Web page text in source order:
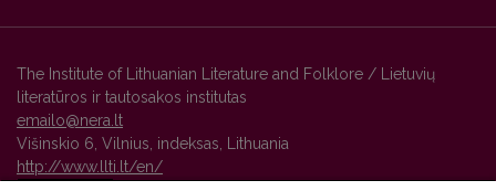
The Institute of Lithuanian Literature and Folklore / Lietuvių
literatūros ir tautosakos institutas
emailo@nera.lt
Višinskio 6, Vilnius, indeksas, Lithuania
http://www.llti.lt/en/